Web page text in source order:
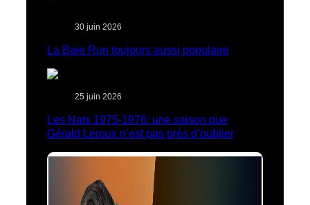
30 juin 2026
La Baie Run toujours aussi populaire
25 juin 2026
Les Nats 1975-1976: une saison que
Gérald Leroux n’est pas près d’oublier